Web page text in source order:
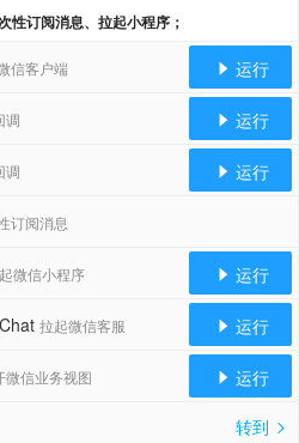
性订阅消息、拉起小程序；
信客户端  运行
调  运行
调  运行
订阅消息
微信小程序  运行
拉起微信客服  运行
微信业务视图  运行
转到 